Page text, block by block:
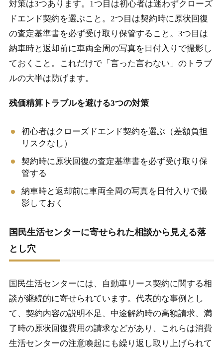
対策は3つあります。1つ目は初心者は迷わずクローズ
ドエンド契約を選ぶこと。2つ目は契約時に原状回復
の査定基準書を必ず受け取り保管すること。3つ目は
納車時と返却前に車両全周の写真を日付入りで撮影し
ておくこと。これだけで「言った言わない」のトラブ
ルの大半は防げます。
残価精算トラブルを避ける3つの対策
初心者はクローズドエンド契約を選ぶ（差額負担
リスクなし）
契約時に原状回復の査定基準書を必ず受け取り保
管する
納車時と返却前に車両全周の写真を日付入りで撮
影しておく
国民生活センターに寄せられた相談から見える落
とし穴
国民生活センターには、自動車リース契約に関する相
談が継続的に寄せられています。代表的な事例とし
て、契約内容の説明不足、中途解約時の高額請求、満
了時の原状回復費用の請求などがあり、これらは消費
生活センターの注意喚起にも繰り返し取り上げられて